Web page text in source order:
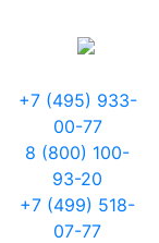
+7 (495) 933-
00-77
8 (800) 100-
93-20
+7 (499) 518-
07-77